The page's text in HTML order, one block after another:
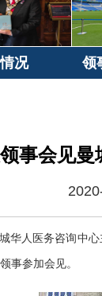
况 领
事会见曼
华人医务咨询中
事参加会见。